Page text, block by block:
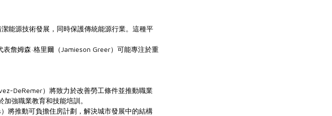
能源技術發展，同時保護傳統能源行業。這種平
詹姆森·格里爾（Jamieson Greer）可能專注於重
DeRemer）將致力於改善勞工條件並推動職業
強職業教育和技能培訓。
將推動可負擔住房計劃，解決城市發展中的結構